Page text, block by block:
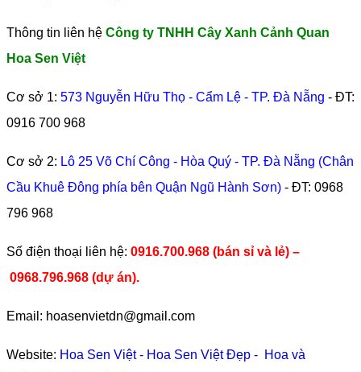
Thông tin liên hệ Công ty TNHH Cây Xanh Cảnh Quan
Hoa Sen Việt
Cơ sở 1: 573 Nguyễn Hữu Thọ - Cẩm Lệ - TP. Đà Nẵng - ĐT:
0916 700 968
Cơ sở 2: Lô 25 Võ Chí Công - Hòa Quý - TP. Đà Nẵng (Chân
Cầu Khuê Đông phía bên Quận Ngũ Hành Sơn) - ĐT: 0968
796 968
​Số điện thoại liên hệ: 0916.700.968 (bán sỉ và lẻ) –
0968.796.968 (dự án).
Email: hoasenvietdn@gmail.com
Website: Hoa Sen Việt- Hoa Sen Việt Đẹp - Hoa và